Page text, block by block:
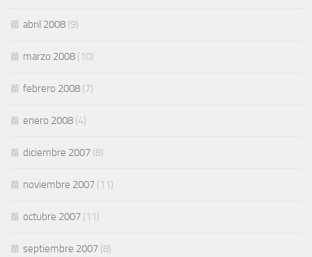
abril 2008 (9)
marzo 2008 (10)
febrero 2008 (7)
enero 2008 (4)
diciembre 2007 (8)
noviembre 2007 (11)
octubre 2007 (11)
septiembre 2007 (8)